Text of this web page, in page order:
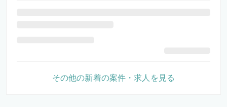
その他の新着の案件・求人を見る